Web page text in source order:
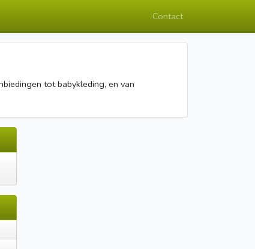
Contact
tot babykleding, en van